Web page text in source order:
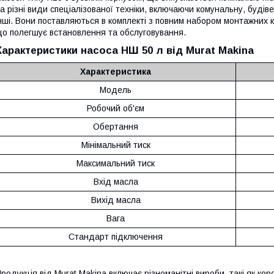
різні види спеціалізованої техніки, включаючи комунальну,
Вони поставляються в комплекті з повним набором монтажних
полегшує встановлення та обслуговування.
насоса НШ 50 л від Murat Makina
Характеристика
Модель
Робочий об'єм
Обертання
Мінімальний тиск
Максимальний тиск
Вхід масла
Вихід масла
Вага
Стандарт підключення